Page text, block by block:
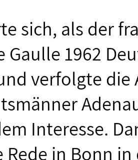
sich, als der
Gaulle 1962
verfolgte
Interesse.
Rede in Bonn